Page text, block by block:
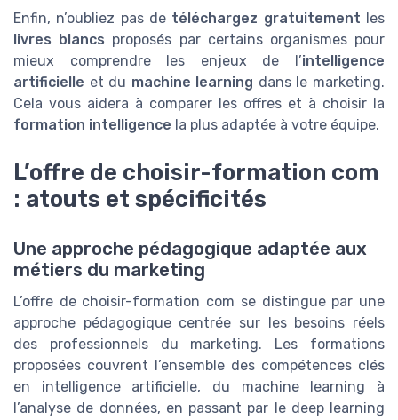
Enfin, n’oubliez pas de téléchargez gratuitement les
livres blancs proposés par certains organismes pour
mieux comprendre les enjeux de l’intelligence
artificielle et du machine learning dans le marketing.
Cela vous aidera à comparer les offres et à choisir la
formation intelligence la plus adaptée à votre équipe.
L’offre de choisir-formation com
: atouts et spécificités
Une approche pédagogique adaptée aux
métiers du marketing
L’offre de choisir-formation com se distingue par une
approche pédagogique centrée sur les besoins réels
des professionnels du marketing. Les formations
proposées couvrent l’ensemble des compétences clés
en intelligence artificielle, du machine learning à
l’analyse de données, en passant par le deep learning